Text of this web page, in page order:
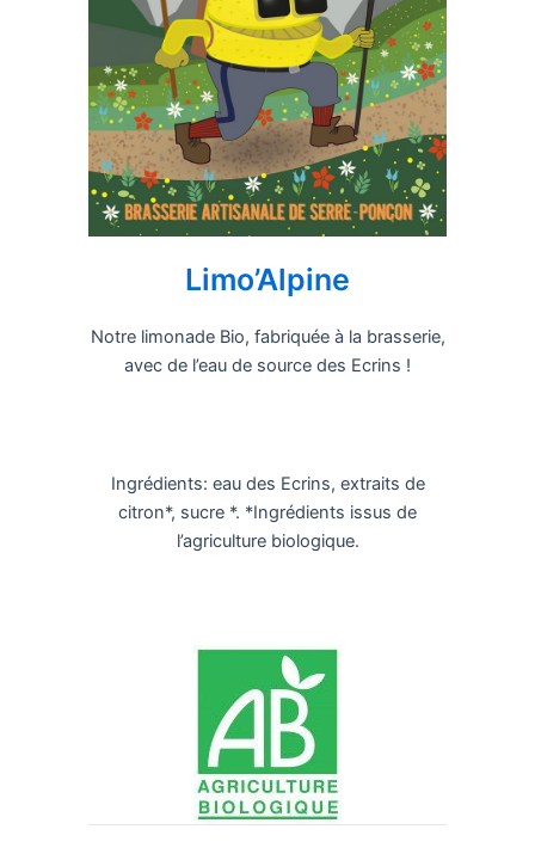
Limo’Alpine
Notre limonade Bio, fabriquée à la brasserie,
avec de l’eau de source des Ecrins !
Ingrédients: eau des Ecrins, extraits de
citron*, sucre *. *Ingrédients issus de
l’agriculture biologique.